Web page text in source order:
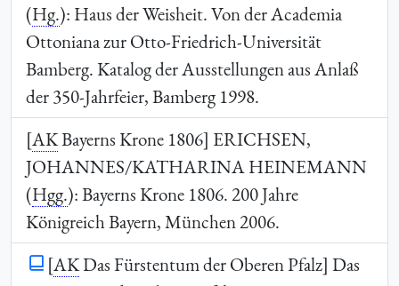
(Hg.): Haus der Weisheit. Von der Academia
Ottoniana zur Otto-Friedrich-Universität
Bamberg. Katalog der Ausstellungen aus Anlaß
der 350-Jahrfeier, Bamberg 1998.
[AKBayerns Krone 1806] ERICHSEN,
JOHANNES/KATHARINA HEINEMANN
(Hgg.): Bayerns Krone 1806. 200 Jahre
Königreich Bayern, München 2006.
[AKDas Fürstentum der Oberen Pfalz] Das